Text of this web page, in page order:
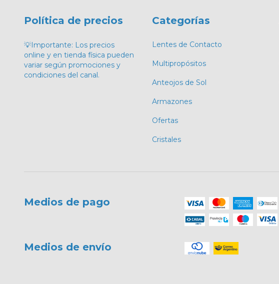
Política de precios
💡Importante: Los precios
online y en tienda física pueden
variar según promociones y
condiciones del canal.
Categorías
Lentes de Contacto
Multipropósitos
Anteojos de Sol
Armazones
Ofertas
Cristales
Medios de pago
Medios de envío